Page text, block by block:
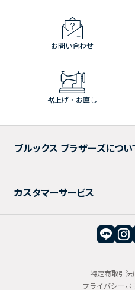
お問い合わせ
裾上げ・お直し
ブルックス ブラザーズについ
カスタマーサービス
特定商取引
プライバシーポ